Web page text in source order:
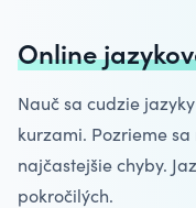
Online
Nauč sa cudzie
kurzami. Pozrieme
najčastejšie chyby.
pokročilých.